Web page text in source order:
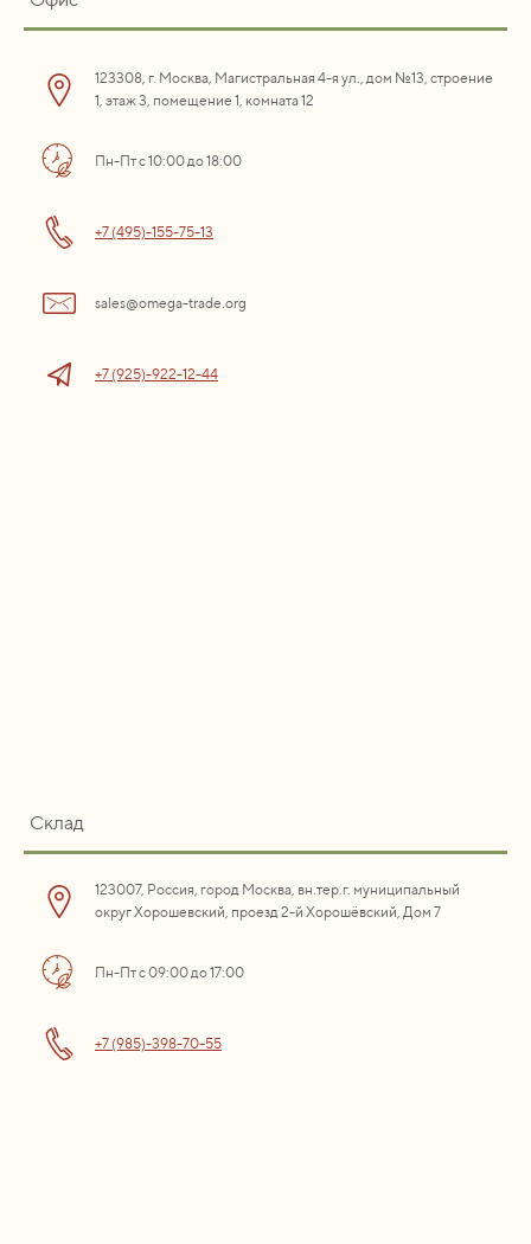
123308, г. Москва, Магистральная 4-я ул., дом №13, строение
1, этаж 3, помещение 1, комната 12
Пн-Пт с 10:00 до 18:00
+7 (495)-155-75-13
sales@omega-trade.org
+7 (925)-922-12-44
Склад
123007, Россия, город Москва, вн.тер.г. муниципальный
округ Хорошевский, проезд 2-й Хорошёвский, Дом 7
Пн-Пт с 09:00 до 17:00
+7 (985)-398-70-55